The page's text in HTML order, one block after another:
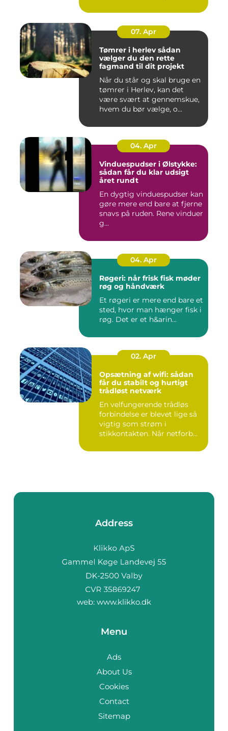
07. Apr
Tømrer i herlev sådan
vælger du den rette
fagmand til dit projekt
Når du står og skal bruge en
tømrer i Herlev, kan det
være svært at gennemskue,
hvem du bør vælge, o...
04. Apr
Vinduespudser i Ølstykke:
sådan får du klar udsigt
året rundt
En dygtig vinduespudser kan
gøre mere end bare at fjerne
snavs på ruden. Rene vinduer
g...
04. Apr
Røgeri: når frisk fisk møder
røg og håndværk
Et røgeri er mere end bare et
sted, hvor man hænger fisk i
røg. Det er et h&arin...
02. Apr
Opsætning af wifi: sådan
får du stabilt og hurtigt
trådløst netværk
En velfungerende trådløs
forbindelse er blevet lige så
vigtig som strøm i
stikkontakten. Når netforb...
Address
web: www.klikko.dk
Menu
Ads
About Us
Cookies
Contact
Sitemap